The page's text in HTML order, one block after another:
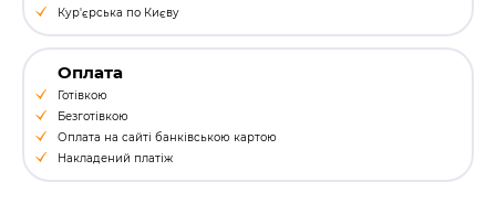
Кур'єрська по Києву
Оплата
Готівкою
Безготівкою
Оплата на сайті банківською картою
Накладений платіж